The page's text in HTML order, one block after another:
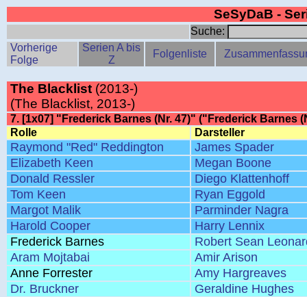
SeSyDaB -
Suche:
Vorherige
Folge
Serien A bis
Z
Folgenliste
The Blacklist (2013-)
(The Blacklist, 2013-)
7. [1x07] "Frederick Barnes (Nr. 47)" ("Frederick Barnes
Rolle
Darsteller
Raymond "Red" Reddington
James Spader
Elizabeth Keen
Megan Boone
Donald Ressler
Diego Klattenhoff
Tom Keen
Ryan Eggold
Margot Malik
Parminder Nagra
Harold Cooper
Harry Lennix
Frederick Barnes
Robert Sean
Aram Mojtabai
Amir Arison
Anne Forrester
Amy Hargreaves
Dr. Bruckner
Geraldine Hughes